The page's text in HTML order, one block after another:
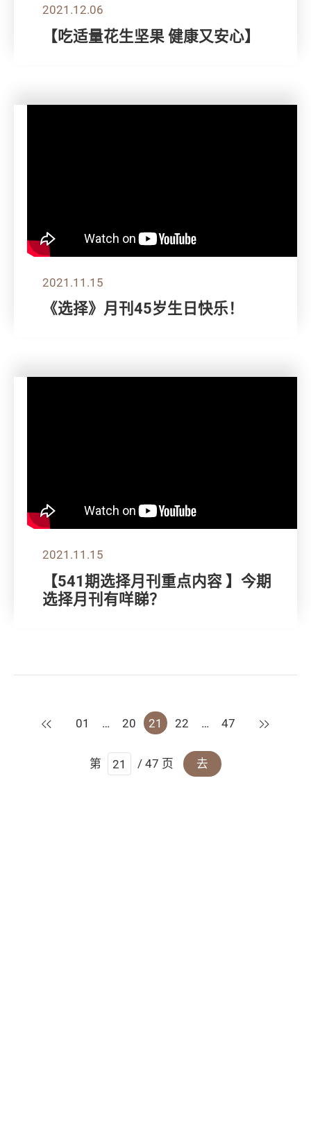
2021.12.06
【吃适量花生坚果 健康又安心】
2021.11.15
《选择》月刊45岁生日快乐！
2021.11.15
【541期选择月刊重点内容 】今期
选择月刊有咩睇？
上一页
01 … 20 21 22 … 47 下一页
第 / 47 页 去